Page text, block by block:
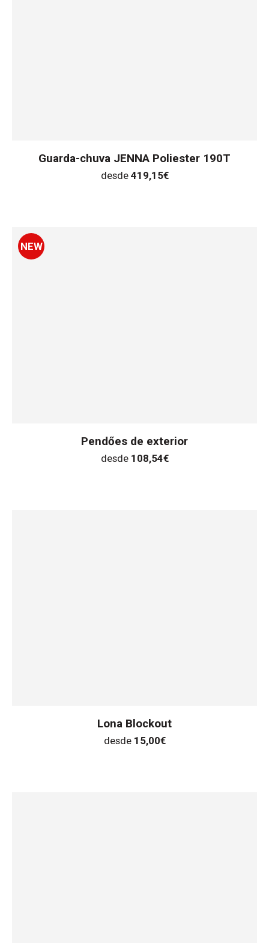
Guarda-chuva JENNA Poliester 190T
desde 419,15€
NEW
Pendőes de exterior
desde 108,54€
Lona Blockout
desde 15,00€